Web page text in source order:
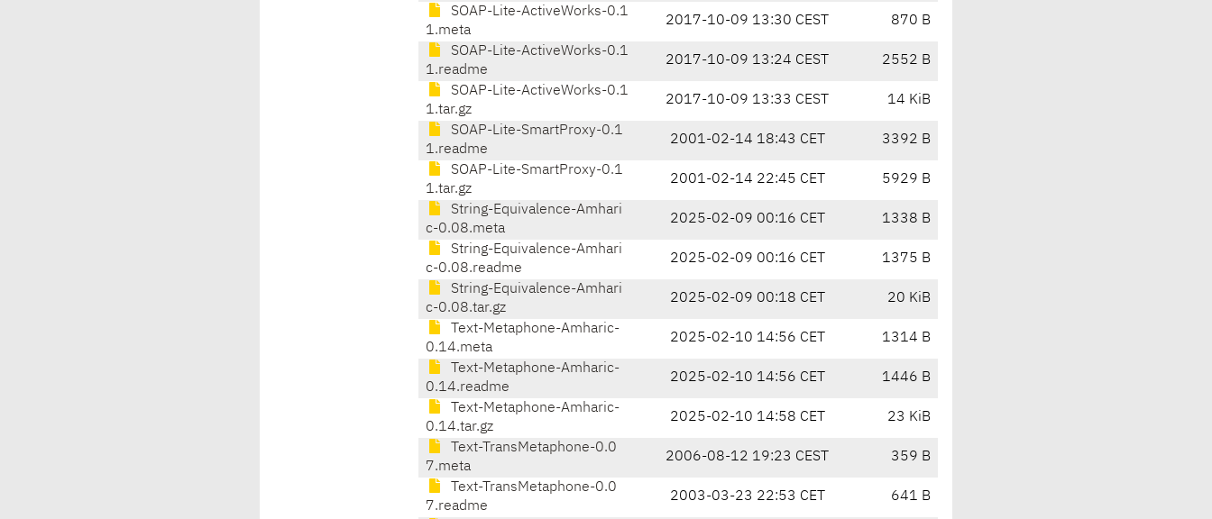
SOAP-Lite-ActiveWorks-0.1
1.meta
2017-10-09 13:30 CEST 870 B
SOAP-Lite-ActiveWorks-0.1
1.readme
2017-10-09 13:24 CEST 2552 B
SOAP-Lite-ActiveWorks-0.1
1.tar.gz
2017-10-09 13:33 CEST 14 KiB
SOAP-Lite-SmartProxy-0.1
1.readme
2001-02-14 18:43 CET 3392 B
SOAP-Lite-SmartProxy-0.1
1.tar.gz
2001-02-14 22:45 CET 5929 B
String-Equivalence-Amhari
c-0.08.meta
2025-02-09 00:16 CET 1338 B
String-Equivalence-Amhari
c-0.08.readme
2025-02-09 00:16 CET 1375 B
String-Equivalence-Amhari
c-0.08.tar.gz
2025-02-09 00:18 CET 20 KiB
Text-Metaphone-Amharic-
0.14.meta
2025-02-10 14:56 CET 1314 B
Text-Metaphone-Amharic-
0.14.readme
2025-02-10 14:56 CET 1446 B
Text-Metaphone-Amharic-
0.14.tar.gz
2025-02-10 14:58 CET 23 KiB
Text-TransMetaphone-0.0
7.meta
2006-08-12 19:23 CEST 359 B
Text-TransMetaphone-0.0
7.readme
2003-03-23 22:53 CET 641 B